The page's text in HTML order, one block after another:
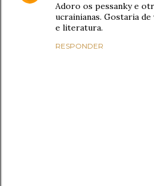
Adoro os pessanky e
ucrainianas. Gostaria
e literatura.
RESPONDER